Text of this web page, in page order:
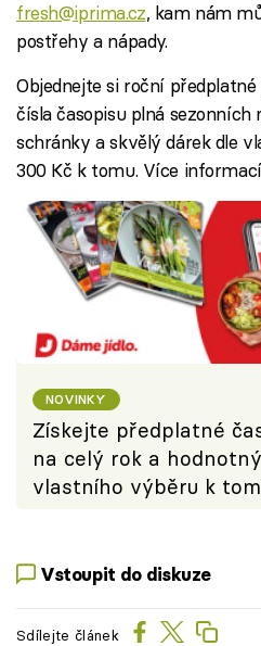
fresh@iprima.cz, kam nám
postřehy a nápady.
Objednejte si roční
čísla časopisu plná
schránky a skvělý dárek dle
300 Kč k tomu. Více
NOVINKY
Získejte předplatné
na celý rok a
vlastního výběru k
Vstoupit do diskuze
Sdílejte článek